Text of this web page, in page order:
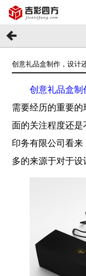
创意礼品盒制作，设计
创意礼品盒制
需要经历的重要
面的关注程度还
印务有限公司看
多的来源于对于设